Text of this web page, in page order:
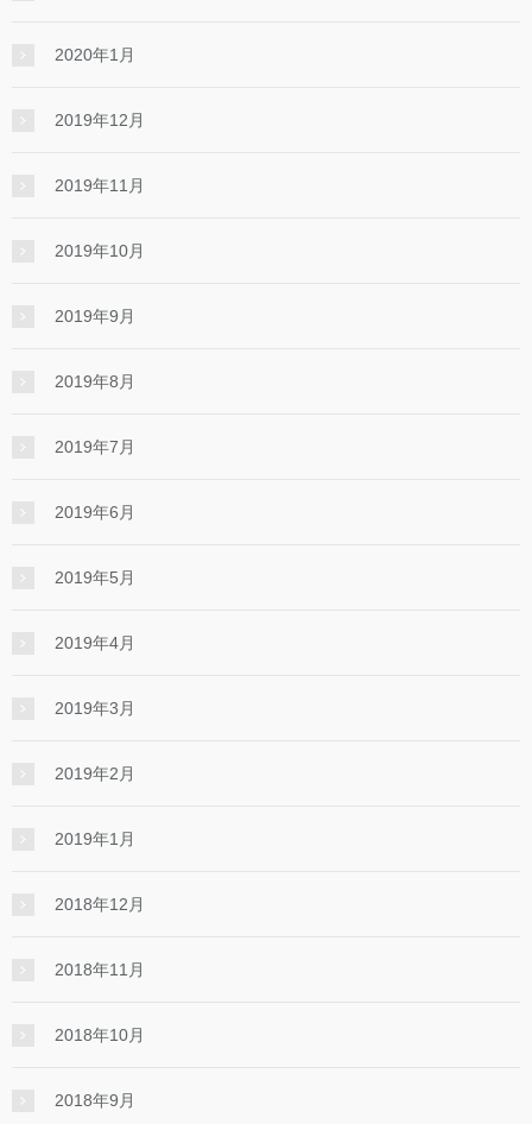
2020年1月
2019年12月
2019年11月
2019年10月
2019年9月
2019年8月
2019年7月
2019年6月
2019年5月
2019年4月
2019年3月
2019年2月
2019年1月
2018年12月
2018年11月
2018年10月
2018年9月